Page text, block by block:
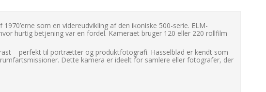
som en videreudvikling af den ikoniske 500-serie. ELM-
hurtig betjening var en fordel. Kameraet bruger 120 eller 220 rollfilm
– perfekt til portrætter og produktfotografi. Hasselblad er kendt som
Dette kamera er ideelt for samlere eller fotografer, der